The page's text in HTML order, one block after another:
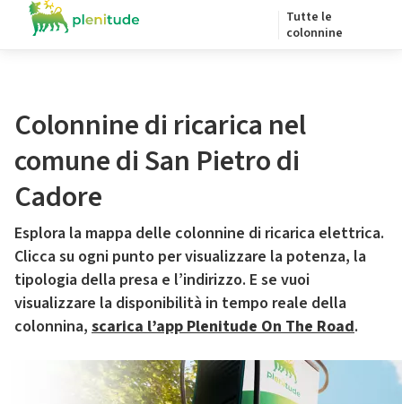
Tutte le
colonnine
Colonnine di ricarica nel
comune di San Pietro di
Cadore
Esplora la mappa delle colonnine di ricarica elettrica.
Clicca su ogni punto per visualizzare la potenza, la
tipologia della presa e l’indirizzo. E se vuoi
visualizzare la disponibilità in tempo reale della
colonnina, scarica l’app Plenitude On The Road.